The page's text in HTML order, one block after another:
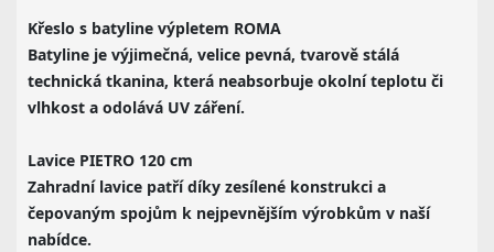
Křeslo s batyline výpletem ROMA
Batyline je výjimečná, velice pevná, tvarově stálá
technická tkanina, která neabsorbuje okolní teplotu či
vlhkost a odolává UV záření.
Lavice PIETRO 120 cm
Zahradní lavice patří díky zesílené konstrukci a
čepovaným spojům k nejpevnějším výrobkům v naší
nabídce.